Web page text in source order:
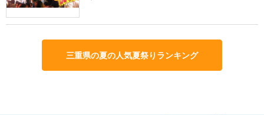
三重県の夏の人気夏祭りランキング